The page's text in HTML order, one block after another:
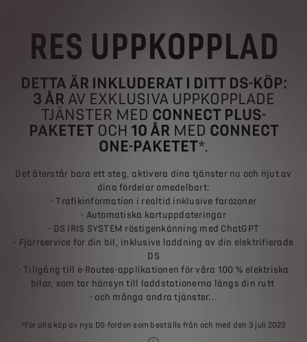
RES UPPKOPPLAD
DETTA ÄR INKLUDERAT I DITT DS-KÖP:
3 ÅRAV EXKLUSIVA UPPKOPPLADE
TJÄNSTER MED CONNECT PLUS-
PAKETETOCH 10 ÅRMED CONNECT
ONE-PAKETET*.
Det återstår bara ett steg, aktivera dina tjänster nu och njut av
dina fördelar omedelbart:
- Trafikinformation i realtid inklusive farozoner
- Automatiska kartuppdateringar
- DS IRIS SYSTEM röstigenkänning med ChatGPT
- Fjärrservice för din bil, inklusive laddning av din elektrifierade
DS
- Tillgång till e-Routes-applikationen för våra 100 % elektriska
bilar, som tar hänsyn till laddstationerna längs din rutt
- och många andra tjänster...
*För alla köp av nya DS-fordon som beställs från och med den 3 juli 2023